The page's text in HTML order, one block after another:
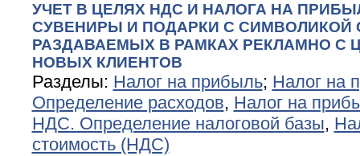
УЧЕТ В ЦЕЛЯХ НДС И НАЛОГА НА
СУВЕНИРЫ И ПОДАРКИ С СИМВОЛИКОЙ
РАЗДАВАЕМЫХ В РАМКАХ РЕКЛАМНО С
НОВЫХ КЛИЕНТОВ
Разделы: Налог на прибыль; Налог на
Определение расходов, Налог на
НДС. Определение налоговой базы,
стоимость (НДС)